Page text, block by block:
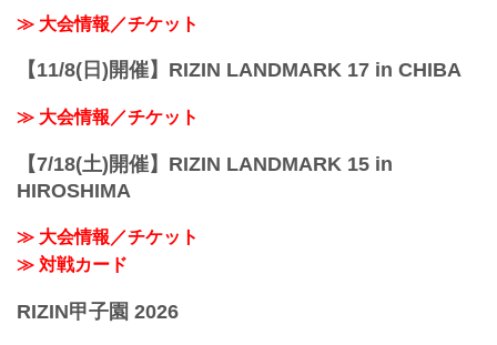
≫ 大会情報／チケット
【11/8(日)開催】RIZIN LANDMARK 17 in CHIBA
≫ 大会情報／チケット
【7/18(土)開催】RIZIN LANDMARK 15 in
HIROSHIMA
≫ 大会情報／チケット
≫ 対戦カード
RIZIN甲子園 2026